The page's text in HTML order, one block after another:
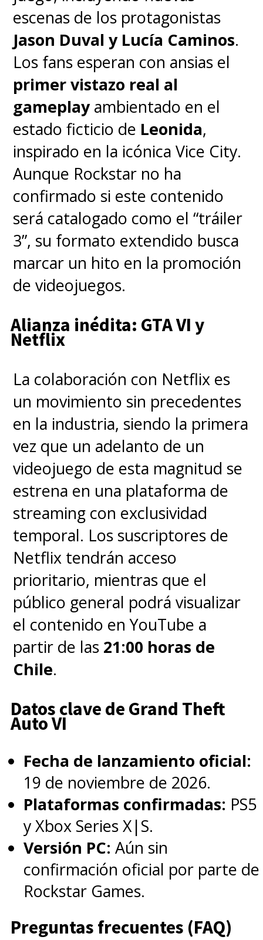
Por supuesto, la voz de actores
y actrices de doblaje respecto a
este tema no ha dejado de oírse
aun desde que terminó la
huelga deSAG-AFTRAen 2023,
ya que aun es un área que se
encuentra prácticamente
desregulada. Incluso grandes
empresas comoOpenAi-
quienes pidieron a Scarlett
Johansson ser la voz deSkypara
GPT-4o y, aunque declinó,
crearon una voz muy similar y
catálogo- no están cumpliendo
los acuerdos respecto a la
protección de los intérpretes.
escenas de los protagonistas
Jason Duval y Lucía Caminos.
Los fans esperan con ansias el
primer vistazo real al
gameplayambientado en el
estado ficticio de Leonida,
inspirado en la icónica Vice City.
Aunque Rockstar no ha
confirmado si este contenido
será catalogado como el “tráiler
3”, su formato extendido busca
marcar un hito en la promoción
de videojuegos.
Alianza inédita: GTA VI y
Netflix
La colaboración con Netflix es
un movimiento sin precedentes
en la industria, siendo la primera
vez que un adelanto de un
videojuego de esta magnitud se
estrena en una plataforma de
streaming con exclusividad
temporal. Los suscriptores de
Netflix tendrán acceso
prioritario, mientras que el
público general podrá visualizar
el contenido en YouTube a
partir de las 21:00 horas de
Chile.
Datos clave de Grand Theft
Auto VI
Fecha de lanzamiento oficial:
19 de noviembre de 2026.
Plataformas confirmadas: PS5
y Xbox Series X|S.
Versión PC: Aún sin
confirmación oficial por parte de
Rockstar Games.
Preguntas frecuentes (FAQ)